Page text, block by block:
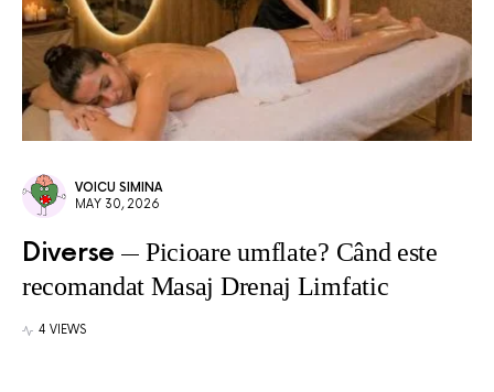
VOICU SIMINA
MAY 30, 2026
Diverse
Picioare umflate? Când este
recomandat Masaj Drenaj Limfatic
4 VIEWS